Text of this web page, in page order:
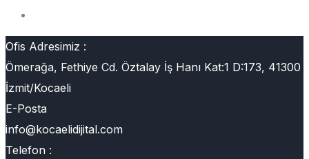
Ofis Adresimiz :
Ömerağa, Fethiye Cd. Öztalay İş Hanı Kat:1 D:173, 41300
İzmit/Kocaeli
E-Posta
info@kocaelidijital.com
Telefon :